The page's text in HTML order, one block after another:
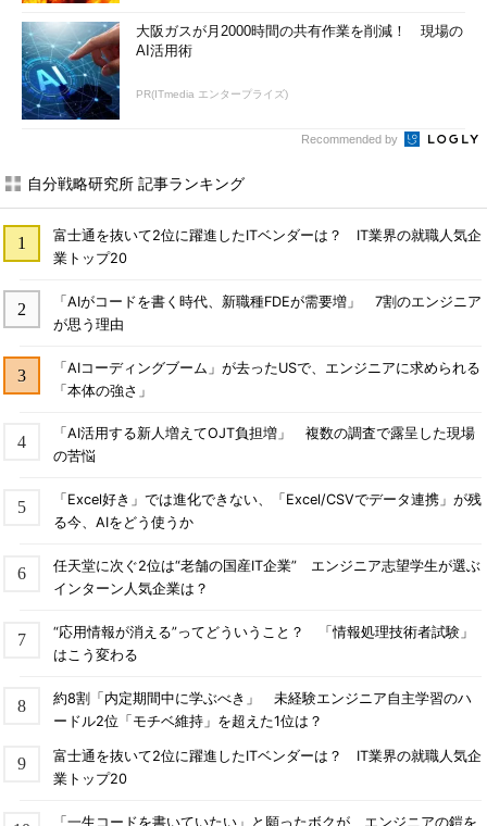
大阪ガスが月2000時間の共有作業を削減！ 現場の
AI活用術
PR(ITmedia エンタープライズ)
Recommended by
自分戦略研究所 記事ランキング
富士通を抜いて2位に躍進したITベンダーは？ IT業界の就職人気企
業トップ20
「AIがコードを書く時代、新職種FDEが需要増」 7割のエンジニア
が思う理由
「AIコーディングブーム」が去ったUSで、エンジニアに求められる
「本体の強さ」
「AI活用する新人増えてOJT負担増」 複数の調査で露呈した現場
の苦悩
「Excel好き」では進化できない、「Excel/CSVでデータ連携」が残
る今、AIをどう使うか
任天堂に次ぐ2位は“老舗の国産IT企業” エンジニア志望学生が選ぶ
インターン人気企業は？
“応用情報が消える”ってどういうこと？ 「情報処理技術者試験」
はこう変わる
約8割「内定期間中に学ぶべき」 未経験エンジニア自主学習のハ
ードル2位「モチベ維持」を超えた1位は？
富士通を抜いて2位に躍進したITベンダーは？ IT業界の就職人気企
業トップ20
「一生コードを書いていたい」と願ったボクが、エンジニアの鎧を